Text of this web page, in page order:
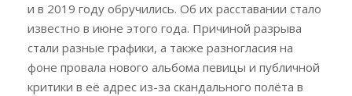
и в 2019 году обручились. Об их расставании стало
известно в июне этого года. Причиной разрыва
стали разные графики, а также разногласия на
фоне провала нового альбома певицы и публичной
критики в её адрес из-за скандального полёта в